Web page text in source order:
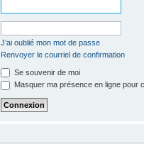
J’ai oublié mon mot de passe
Renvoyer le courriel de confirmation
Se souvenir de moi
Masquer ma présence en ligne pour